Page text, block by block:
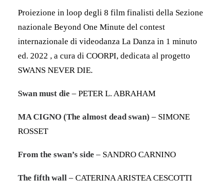
Proiezione in loop degli 8 film finalisti della Sezione
nazionale Beyond One Minute del contest
internazionale di videodanza La Danza in 1 minuto
ed. 2022 , a cura di COORPI, dedicata al progetto
SWANS NEVER DIE.
Swan must die – PETER L. ABRAHAM
MA CIGNO (The almost dead swan) – SIMONE
ROSSET
From the swan’s side – SANDRO CARNINO
The fifth wall – CATERINA ARISTEA CESCOTTI